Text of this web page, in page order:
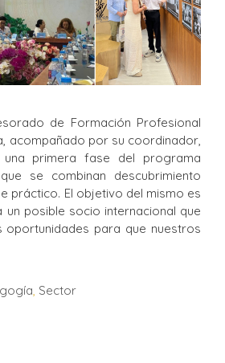
de Formación Profesional
acompañado por su coordinador,
primera fase del programa
se combinan descubrimiento
práctico. El objetivo del mismo es
posible socio internacional que
oportunidades para que nuestros
Sector